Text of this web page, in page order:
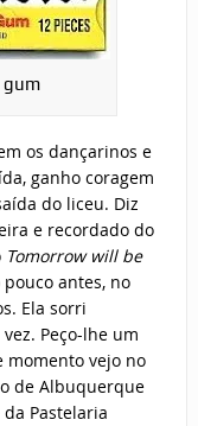
gum
os dançarinos e
ganho coragem
do liceu. Diz
e recordado do
Tomorrow will be
antes, no
Ela sorri
Peço-lhe um
momento vejo no
de Albuquerque
Pastelaria